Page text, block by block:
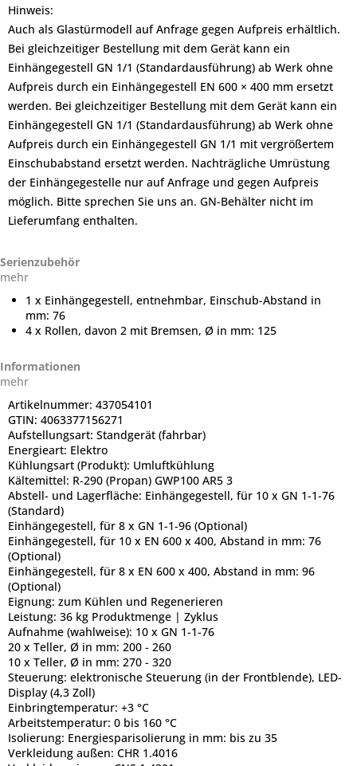
Hinweis:
Auch als Glastürmodell auf Anfrage gegen Aufpreis erhältlich.
Bei gleichzeitiger Bestellung mit dem Gerät kann ein
Einhängegestell GN 1/1 (Standardausführung) ab Werk ohne
Aufpreis durch ein Einhängegestell EN 600 × 400 mm ersetzt
werden. Bei gleichzeitiger Bestellung mit dem Gerät kann ein
Einhängegestell GN 1/1 (Standardausführung) ab Werk ohne
Aufpreis durch ein Einhängegestell GN 1/1 mit vergrößertem
Einschubabstand ersetzt werden. Nachträgliche Umrüstung
der Einhängegestelle nur auf Anfrage und gegen Aufpreis
möglich. Bitte sprechen Sie uns an. GN-Behälter nicht im
Lieferumfang enthalten.
Serienzubehör
mehr
1 x Einhängegestell, entnehmbar, Einschub-Abstand in
mm: 76
4 x Rollen, davon 2 mit Bremsen, Ø in mm: 125
Informationen
mehr
Artikelnummer: 437054101
GTIN: 4063377156271
Aufstellungsart: Standgerät (fahrbar)
Energieart: Elektro
Kühlungsart (Produkt): Umluftkühlung
Kältemittel: R-290 (Propan) GWP100 AR5 3
Abstell- und Lagerfläche: Einhängegestell, für 10 x GN 1-1-76
(Standard)
Einhängegestell, für 8 x GN 1-1-96 (Optional)
Einhängegestell, für 10 x EN 600 x 400, Abstand in mm: 76
(Optional)
Einhängegestell, für 8 x EN 600 x 400, Abstand in mm: 96
(Optional)
Eignung: zum Kühlen und Regenerieren
Leistung: 36 kg Produktmenge | Zyklus
Aufnahme (wahlweise): 10 x GN 1-1-76
20 x Teller, Ø in mm: 200 - 260
10 x Teller, Ø in mm: 270 - 320
Steuerung: elektronische Steuerung (in der Frontblende), LED-
Display (4,3 Zoll)
Einbringtemperatur: +3 °C
Arbeitstemperatur: 0 bis 160 °C
Isolierung: Energiesparisolierung in mm: bis zu 35
Verkleidung außen: CHR 1.4016